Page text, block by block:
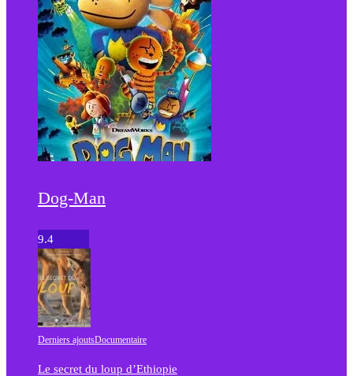
Dog-Man
9.4
Derniers ajoutsDocumentaire
Le secret du loup d’Ethiopie